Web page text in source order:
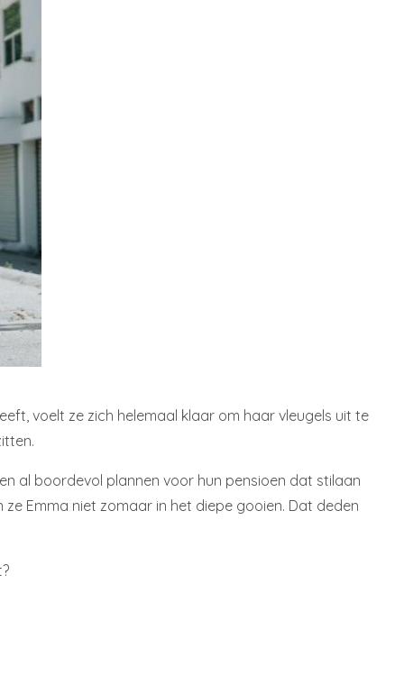
voelt ze zich helemaal klaar om haar vleugels uit te
al boordevol plannen voor hun pensioen dat stilaan
Emma niet zomaar in het diepe gooien. Dat deden